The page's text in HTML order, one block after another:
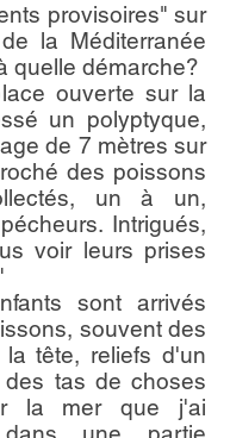
provisoires" sur
la Méditerranée
quelle démarche?
ouverte sur la
un polyptyque,
de 7 mètres sur
des poissons
un à un,
Intrigués,
voir leurs prises
sont arrivés
souvent des
tête, reliefs d'un
des tas de choses
la mer que j'ai